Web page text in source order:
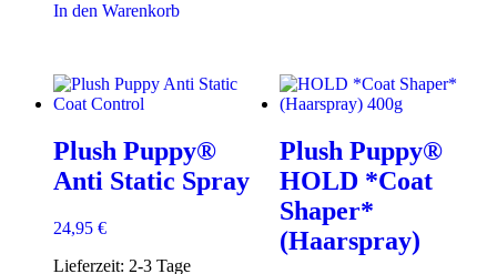
In den Warenkorb
Plush Puppy®
Anti Static Spray
24,95 €
Lieferzeit: 2-3 Tage
Plush Puppy®
HOLD *Coat
Shaper*
(Haarspray)